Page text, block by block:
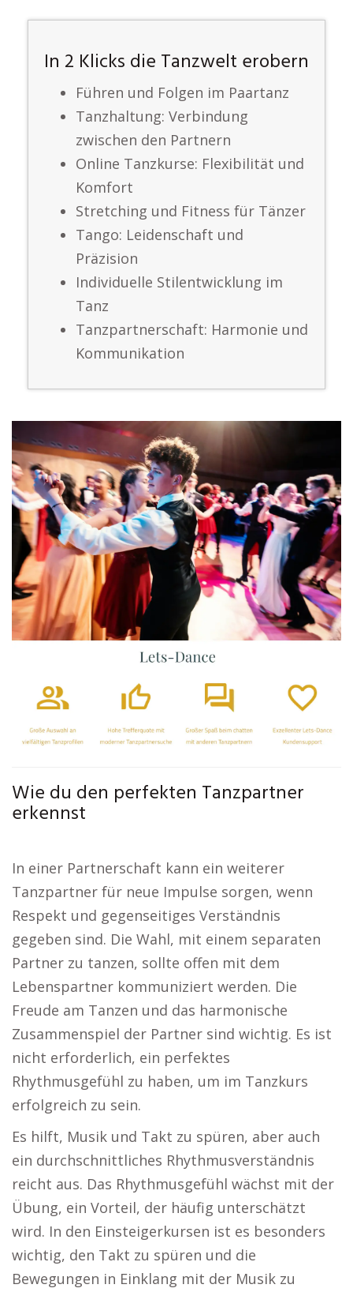
In 2 Klicks die Tanzwelt erobern
Führen und Folgen im Paartanz
Tanzhaltung: Verbindung
zwischen den Partnern
Online Tanzkurse: Flexibilität und
Komfort
Stretching und Fitness für Tänzer
Tango: Leidenschaft und
Präzision
Individuelle Stilentwicklung im
Tanz
Tanzpartnerschaft: Harmonie und
Kommunikation
Wie du den perfekten Tanzpartner
erkennst
In einer Partnerschaft kann ein weiterer
Tanzpartner für neue Impulse sorgen, wenn
Respekt und gegenseitiges Verständnis
gegeben sind. Die Wahl, mit einem separaten
Partner zu tanzen, sollte offen mit dem
Lebenspartner kommuniziert werden. Die
Freude am Tanzen und das harmonische
Zusammenspiel der Partner sind wichtig. Es ist
nicht erforderlich, ein perfektes
Rhythmusgefühl zu haben, um im Tanzkurs
erfolgreich zu sein.
Es hilft, Musik und Takt zu spüren, aber auch
ein durchschnittliches Rhythmusverständnis
reicht aus. Das Rhythmusgefühl wächst mit der
Übung, ein Vorteil, der häufig unterschätzt
wird. In den Einsteigerkursen ist es besonders
wichtig, den Takt zu spüren und die
Bewegungen in Einklang mit der Musik zu